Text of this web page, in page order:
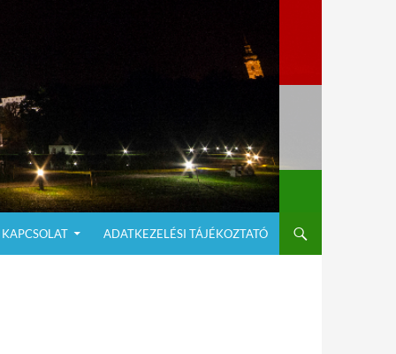
KAPCSOLAT ADATKEZELÉSI TÁJÉKOZTATÓ